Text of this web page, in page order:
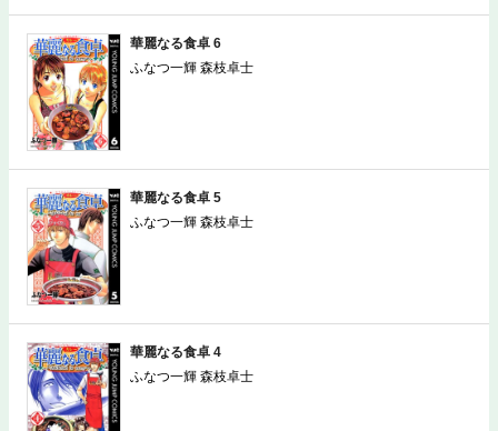
華麗なる食卓 6
ふなつ一輝 森枝卓士
華麗なる食卓 5
ふなつ一輝 森枝卓士
華麗なる食卓 4
ふなつ一輝 森枝卓士